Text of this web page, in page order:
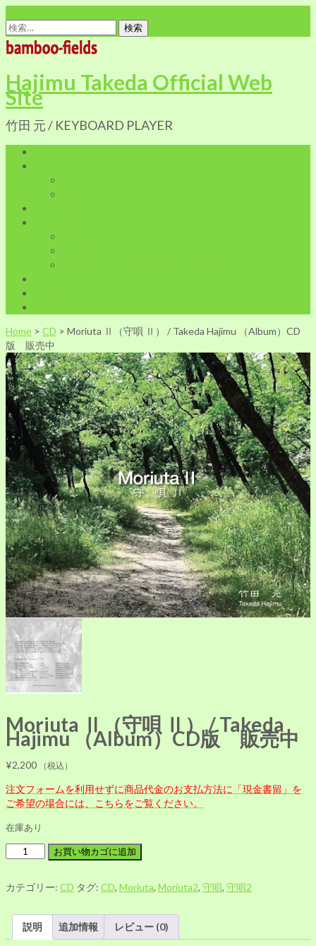
検
索:
Hajimu Takeda Official Web
Site
竹田 元 / KEYBOARD PLAYER
Home > CD > Moriuta Ⅱ（守唄 Ⅱ） / Takeda Hajimu （Album）CD
版 販売中
Moriuta Ⅱ（守唄 Ⅱ） / Takeda
Hajimu （Album）CD版 販売中
¥2,200 （税込）
注文フォームを利用せずに商品代金のお支払方法に「現金書留」を
ご希望の場合には、こちらをご覧ください。
在庫あり
Moriuta
Ⅱ）
Takeda
Hajimu
お買い物カゴに追加
カテゴリー: CD タグ: CD, Moriuta, Moriuta2, 守唄, 守唄2
説明 追加情報 レビュー (0)